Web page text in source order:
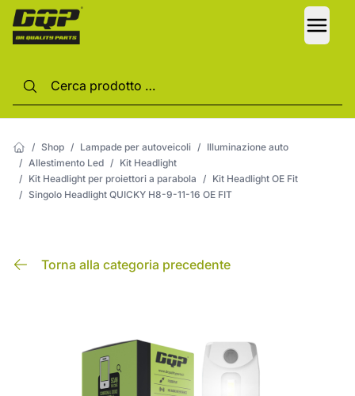
/ Shop / Lampade per autoveicoli / Illuminazione auto
/ Allestimento Led / Kit Headlight
/ Kit Headlight per proiettori a parabola / Kit Headlight OE Fit
/ Singolo Headlight QUICKY H8-9-11-16 OE FIT
Torna alla categoria precedente